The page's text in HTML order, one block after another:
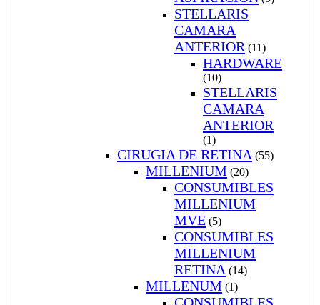
STELLARIS
CAMARA
ANTERIOR (11)
HARDWARE
(10)
STELLARIS
CAMARA
ANTERIOR
(1)
CIRUGIA DE RETINA (55)
MILLENIUM (20)
CONSUMIBLES
MILLENIUM
MVE (5)
CONSUMIBLES
MILLENIUM
RETINA (14)
MILLENUM (1)
CONSUMIBLES